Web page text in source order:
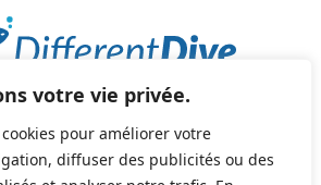
votre vie privée.
pour améliorer votre
diffuser des publicités ou des
réservés - All rights reserved.